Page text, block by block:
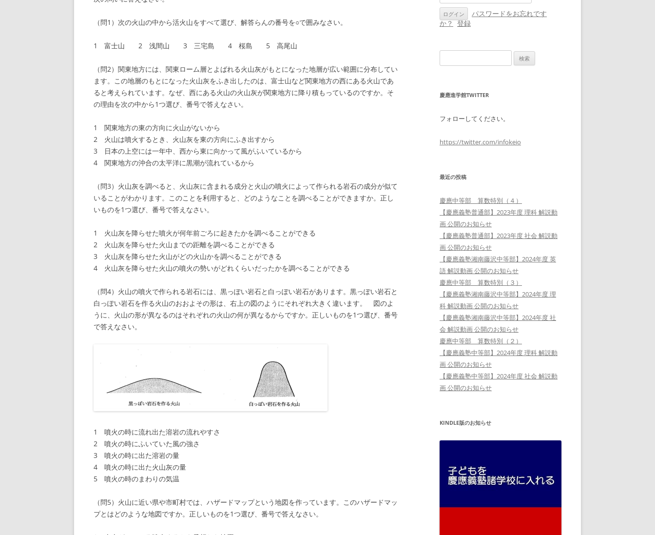
（問1）次の火山の中から活火山をすべて選び、解答らんの番号を○で囲みなさい。
1 富士山 2 浅間山 3 三宅島 4 桜島 5 高尾山
（問2）関東地方には、関東ローム層とよばれる火山灰がもとになった地層が広い範囲に分布してい
ます。この地層のもとになった火山灰をふき出したのは、富士山など関東地方の西にある火山であ
ると考えられています。なぜ、西にある火山の火山灰が関東地方に降り積もっているのですか。そ
の理由を次の中から1つ選び、番号で答えなさい。
1 関東地方の東の方向に火山がないから
2 火山は噴火するとき、火山灰を東の方向にふき出すから
3 日本の上空には一年中、西から東に向かって風がふいているから
4 関東地方の沖合の太平洋に黒潮が流れているから
（問3）火山灰を調べると、火山灰に含まれる成分と火山の噴火によって作られる岩石の成分が似て
いることがわかります。このことを利用すると、どのようなことを調べることができますか。正し
いものを1つ選び、番号で答えなさい。
1 火山灰を降らせた噴火が何年前ごろに起きたかを調べることができる
2 火山灰を降らせた火山までの距離を調べることができる
3 火山灰を降らせた火山がどの火山かを調べることができる
4 火山灰を降らせた火山の噴火の勢いがどれくらいだったかを調べることができる
（問4）火山の噴火で作られる岩石には、黒っぽい岩石と白っぽい岩石があります。黒っぽい岩石と
白っぽい岩石を作る火山のおおよその形は、右上の図のようにそれぞれ大きく違います。 図のよ
うに、火山の形が異なるのはそれぞれの火山の何が異なるからですか。正しいものを1つ選び、番号
で答えなさい。
1 噴火の時に流れ出た溶岩の流れやすさ
2 噴火の時にふいていた風の強さ
3 噴火の時に出た溶岩の量
4 噴火の時に出た火山灰の量
5 噴火の時のまわりの気温
（問5）火山に近い県や市町村では、ハザードマップという地図を作っています。このハザードマッ
プとはどのような地図ですか。正しいものを1つ選び、番号で答えなさい。
パスワードをお忘れです
か？ 登録
索:
慶應進学館TWITTER
フォローしてください。
https://twitter.com/infokeio
最近の投稿
慶應中等部 算数特別（４）
【慶應義塾普通部】2023年度 理科 解説動
画 公開のお知らせ
【慶應義塾普通部】2023年度 社会 解説動
画 公開のお知らせ
【慶應義塾湘南藤沢中等部】2024年度 英
語 解説動画 公開のお知らせ
慶應中等部 算数特別（３）
【慶應義塾湘南藤沢中等部】2024年度 理
科 解説動画 公開のお知らせ
【慶應義塾湘南藤沢中等部】2024年度 社
会 解説動画 公開のお知らせ
慶應中等部 算数特別（２）
【慶應義塾中等部】2024年度 理科 解説動
画 公開のお知らせ
【慶應義塾中等部】2024年度 社会 解説動
画 公開のお知らせ
KINDLE版のお知らせ